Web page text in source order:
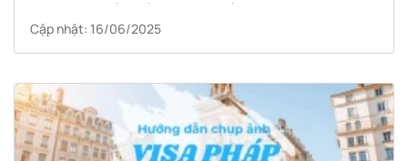
tiêu chí phổ biến nhất. Trong bài viết này, VISANA sẽ cập
nhật tới bạn danh sách các loại visa Pháp phổ biến...
Cập nhật: 16/06/2025